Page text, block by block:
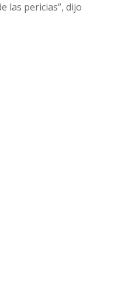
las pericias”, dijo